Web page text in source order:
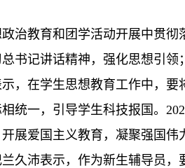
治教育和团学活动开展中贯彻
书记讲话精神，强化思想引
，在学生思想教育工作中，要
统一，引导学生科技报国。
展爱国主义教育，凝聚强国伟
久沛表示，作为新生辅导员，